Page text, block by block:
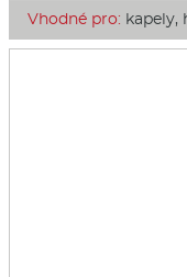
Vhodné pro: kapely,